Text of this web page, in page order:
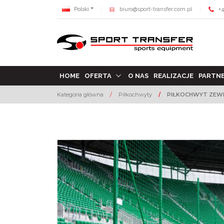
Polski biuro@sport-transfer.com.pl
HOME OFERTA O NAS REALIZACJE
Kategoria główna / Piłkochwyty / PIŁKOCHWYT